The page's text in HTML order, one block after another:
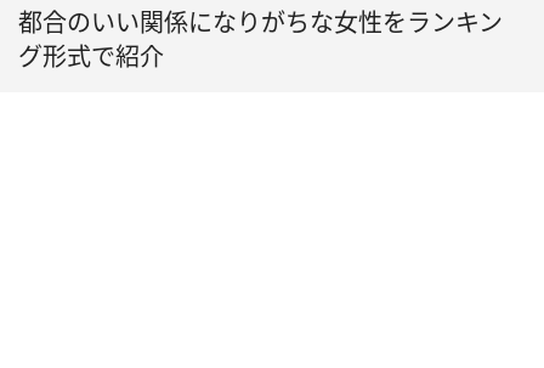
都合のいい関係になりがちな女性をランキン
グ形式で紹介